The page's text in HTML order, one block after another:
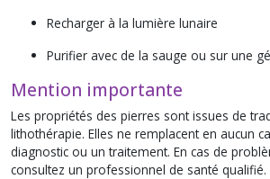
Recharger à la lumière lunaire
Purifier avec de la sauge ou sur une
Mention importante
Les propriétés des pierres sont issues de
lithothérapie. Elles ne remplacent en aucun
diagnostic ou un traitement. En cas de
consultez un professionnel de santé qualifié.